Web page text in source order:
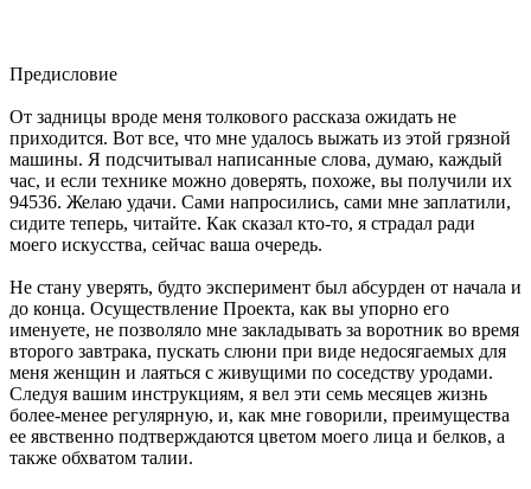
Предисловие
От задницы вроде меня толкового рассказа ожидать не
приходится. Вот все, что мне удалось выжать из этой грязной
машины. Я подсчитывал написанные слова, думаю, каждый
час, и если технике можно доверять, похоже, вы получили их
94536. Желаю удачи. Сами напросились, сами мне заплатили,
сидите теперь, читайте. Как сказал кто-то, я страдал ради
моего искусства, сейчас ваша очередь.
Не стану уверять, будто эксперимент был абсурден от начала и
до конца. Осуществление Проекта, как вы упорно его
именуете, не позволяло мне закладывать за воротник во время
второго завтрака, пускать слюни при виде недосягаемых для
меня женщин и лаяться с живущими по соседству уродами.
Следуя вашим инструкциям, я вел эти семь месяцев жизнь
более-менее регулярную, и, как мне говорили, преимущества
ее явственно подтверждаются цветом моего лица и белков, а
также обхватом талии.